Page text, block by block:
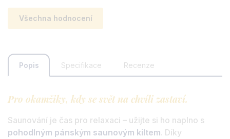
Všechna hodnocení
Popis Specifikace Recenze
Pro okamžiky, kdy se svět na chvíli zastaví.
Saunování je čas pro relaxaci – užijte si ho naplno s
pohodlným pánským saunovým kiltem. Díky